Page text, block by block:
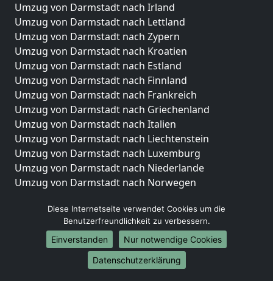
Umzug von Darmstadt nach Irland
Umzug von Darmstadt nach Lettland
Umzug von Darmstadt nach Zypern
Umzug von Darmstadt nach Kroatien
Umzug von Darmstadt nach Estland
Umzug von Darmstadt nach Finnland
Umzug von Darmstadt nach Frankreich
Umzug von Darmstadt nach Griechenland
Umzug von Darmstadt nach Italien
Umzug von Darmstadt nach Liechtenstein
Umzug von Darmstadt nach Luxemburg
Umzug von Darmstadt nach Niederlande
Umzug von Darmstadt nach Norwegen
Umzüge-Deutschlandweit
Umzug von Darmstadt nach Berlin
Umzug von Darmstadt nach Hamburg
Umzug von Darmstadt nach München
Umzug von Darmstadt nach Köln
Diese Internetseite verwendet Cookies um die
Benutzerfreundlichkeit zu verbessern.
Einverstanden
Nur notwendige Cookies
Datenschutzerklärung